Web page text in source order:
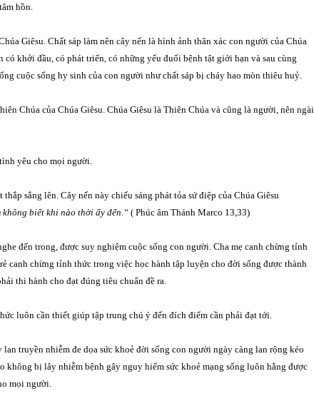
hồn.
a Giêsu. Chất sáp làm nên cây nến là hình ảnh thân xác con người của Chúa
có khởi đầu, có phát triển, có những yếu đuối bệnh tật giới hạn và sau cùng
ng cuộc sống hy sinh của con người như chất sáp bị cháy hao mòn thiêu huỷ.
ên Chúa của Chúa Giêsu. Chúa Giêsu là Thiên Chúa và cũng là người, nên ngài
ình yêu cho mọi người.
thắp sắng lên. Cây nến này chiếu sáng phát tỏa sứ điệp của Chúa Giêsu
biết khi nào thời ấy đến.“ ( Phúc âm Thánh Marco 13,33)
đến trong, được suy nghiệm cuộc sống con người. Cha mẹ canh chừng tỉnh
canh chừng tỉnh thức trong việc học hành tập luyện cho đời sống được thành
thi hành cho đạt đúng tiêu chuẩn đề ra.
luôn cần thiết giúp tập trung chú ý đến đích điểm cần phải đạt tới.
truyền nhiễm đe dọa sức khoẻ đời sống con người ngày càng lan rộng kéo
không bị lây nhiễm bệnh gây nguy hiểm sức khoẻ mạng sống luôn hằng được
mọi người.